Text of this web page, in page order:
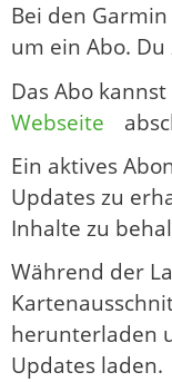
Bei den
um ein Abo.
Das Abo
Webseite
Ein aktives
Updates zu
Inhalte zu
Während der
herunterladen
Updates laden.